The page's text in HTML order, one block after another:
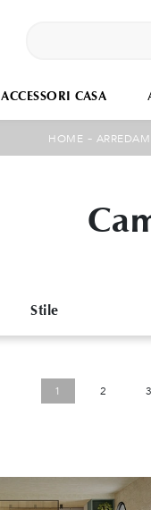
ACCESSORI CASA
HOME -
Stile
1 2 3